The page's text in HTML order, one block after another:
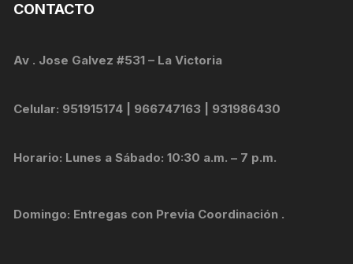
CONTACTO
Av . Jose Galvez #531 – La Victoria
Celular: 951915174 | 966747163 | 931986430
Horario: Lunes a Sábado: 10:30 a.m. – 7 p.m.
Domingo: Entregas con Previa Coordinación .